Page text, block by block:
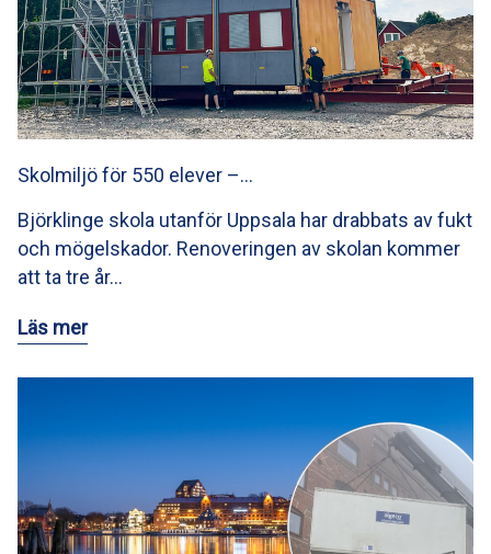
Skolmiljö för 550 elever –…
Björklinge skola utanför Uppsala har drabbats av fukt
och mögelskador. Renoveringen av skolan kommer
att ta tre år…
Läs mer